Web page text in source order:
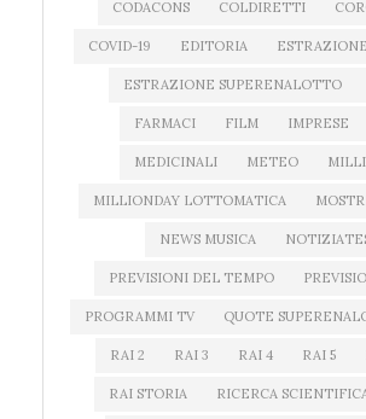
CODACONS COLDIRETTI
COVID-19 EDITORIA
ESTRAZIONE SUPERENALOTTO
FARMACI FILM IMPRESE
MEDICINALI METEO
MILLIONDAY LOTTOMATICA
NEWS MUSICA
PREVISIONI DEL TEMPO
PROGRAMMI TV QUOTE
RAI 2 RAI 3 RAI 4 RAI 5
RAI STORIA RICERCA